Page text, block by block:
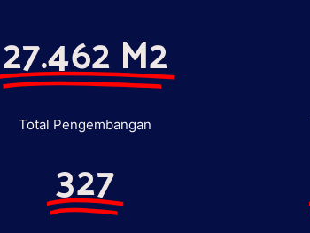
27.462 M2
Total Pengembangan
327